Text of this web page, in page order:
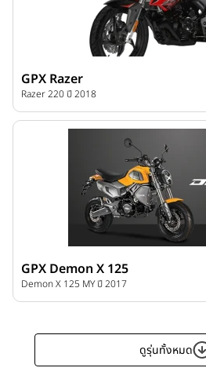
GPX Razer
Razer 220 ปี 2018
GPX Demon X 125
Demon X 125 MY ปี 2017
ดูรุ่นทั้งหมด